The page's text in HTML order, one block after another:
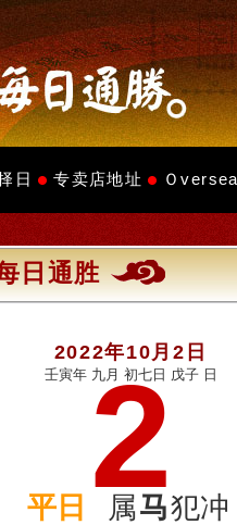
日 专卖店地址 Ｏ
日通胜
2022年10月2日
壬寅年 九月 初七日 戊子 日
2
平日 属马犯冲